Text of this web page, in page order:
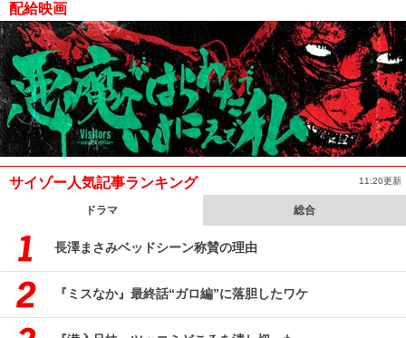
配給映画
サイゾー人気記事ランキング 11:20更新
ドラマ 総合
長澤まさみベッドシーン称賛の理由
『ミスなか』最終話“ガロ編”に落胆したワケ